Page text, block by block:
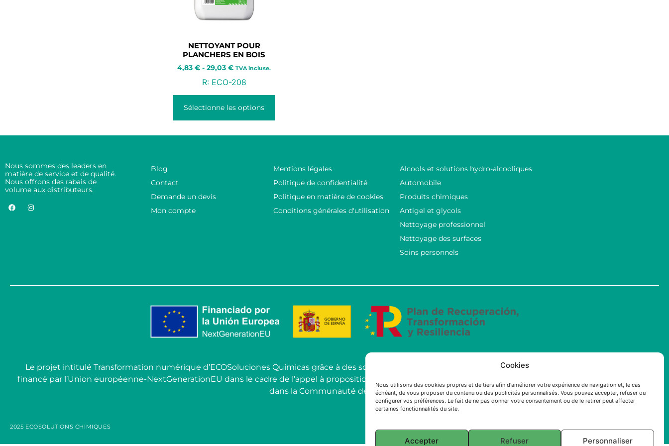
Cookies
Nous utilisons des cookies propres et de tiers afin d'améliorer votre expérience de navigation et, le cas
échéant, de vous proposer du contenu ou des publicités personnalisés. Vous pouvez accepter, refuser ou
configurer vos préférences. Le fait de ne pas donner votre consentement ou de le retirer peut affecter
certaines fonctionnalités du site.
Accepter Refuser Personnaliser
NETTOYANT POUR
PLANCHERS EN BOIS
4,83€ - 29,03€ TVA incluse.
R:ECO-208
Sélectionne les options
Nous sommes des leaders en
matière de service et de qualité.
Nous offrons des rabais de
volume aux distributeurs.
Blog
Contact
Demande un devis
Mon compte
Mentions légales
Politique de confidentialité
Politique en matière de cookies
Conditions générales d'utilisation
Alcools et solutions hydro-alcooliques
Automobile
Produits chimiques
Antigel et glycols
Nettoyage professionnel
Nettoyage des surfaces
Soins personnels
Le projet intitulé Transformation numérique d’ECOSoluciones Químicas grâce à des solutions d’IA avancées mené par ECOSOLUCIONES QUÍMICAS S.L. a été
financé par l’Union européenne-NextGenerationEU dans le cadre de l’appel à propositions pour l’utilisation de l’intelligence artificielle (IA) appliquée à l’industrie
dans la Communauté de Madrid.
2025 ECOSOLUTIONS CHIMIQUES